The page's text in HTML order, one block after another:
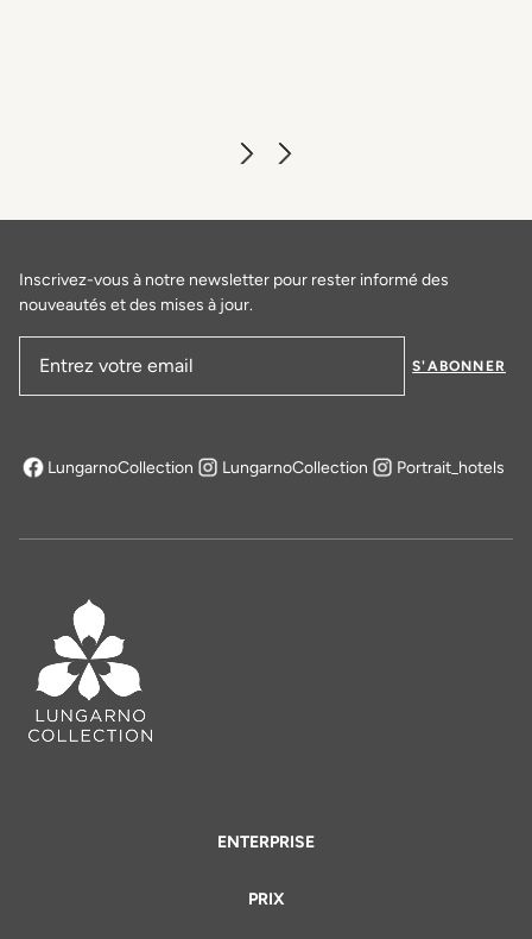
Salles d'événements
ENTERPRISE
PRIX
Inscrivez-vous à notre newsletter pour rester informé des
nouveautés et des mises à jour.
S'ABONNER
LungarnoCollection
s'ouvre dans un nouvel onglet
LungarnoCollection Portrait_hotels